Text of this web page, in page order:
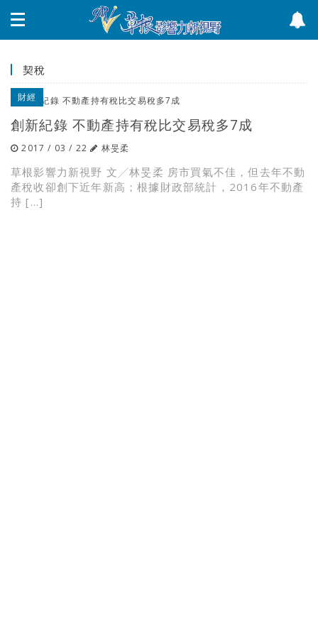
契稅
財經
創新紀錄 不動產持有稅比交易稅多7成
2017 / 03 / 22 林旻柔
草根影響力新視野 文╱林旻柔 房市買氣不佳，但去年不動
產稅收卻創下近年新高；根據財政部統計，2016年不動產
持 […]